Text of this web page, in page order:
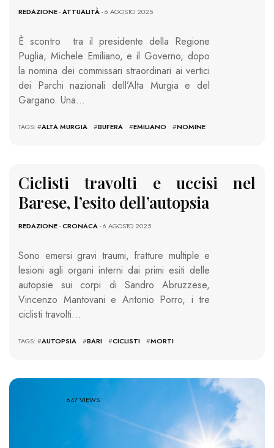
REDAZIONE-ATTUALITÀ- 6 AGOSTO 2025
È scontro tra il presidente della Regione
Puglia, Michele Emiliano, e il Governo, dopo
la nomina dei commissari straordinari ai vertici
dei Parchi nazionali dell’Alta Murgia e del
Gargano. Una…
TAGS: #ALTA MURGIA #BUFERA #EMILIANO #NOMINE
Ciclisti travolti e uccisi nel
Barese, l’esito dell’autopsia
REDAZIONE-CRONACA- 6 AGOSTO 2025
Sono emersi gravi traumi, fratture multiple e
lesioni agli organi interni dai primi esiti delle
autopsie sui corpi di Sandro Abruzzese,
Vincenzo Mantovani e Antonio Porro, i tre
ciclisti travolti…
TAGS: #AUTOPSIA #BARI #CICLISTI #MORTI
647 VIEWS